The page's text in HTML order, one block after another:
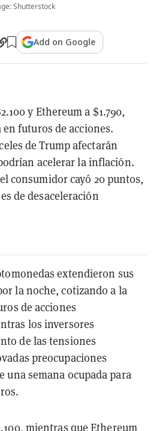
Shutterstock
Add on Google
y Ethereum a $1.790,
futuros de acciones.
de Trump afectarán
acelerar la inflación.
consumidor cayó 20 puntos,
de desaceleración
extendieron sus
la noche, cotizando a la
de acciones
los inversores
de las tensiones
preocupaciones
una semana ocupada para
mientras que Ethereum